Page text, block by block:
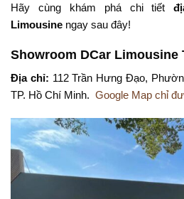
Hãy cùng khám phá chi tiết
Limousine ngay sau đây!
Showroom DCar Limousine
Địa chỉ: 112 Trần Hưng Đạo,
TP. Hồ Chí Minh. Google Map chỉ